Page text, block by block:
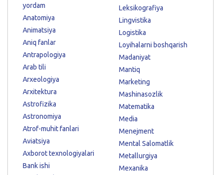
yordam
Anatomiya
Animatsiya
Aniq fanlar
Antrapologiya
Arab tili
Arxeologiya
Arxitektura
Astrofizika
Astronomiya
Atrof-muhit fanlari
Aviatsiya
Axborot texnologiyalari
Bank ishi
Leksikografiya
Lingvistika
Logistika
Loyihalarni boshqarish
Madaniyat
Mantiq
Marketing
Mashinasozlik
Matematika
Media
Menejment
Mental Salomatlik
Metallurgiya
Mexanika